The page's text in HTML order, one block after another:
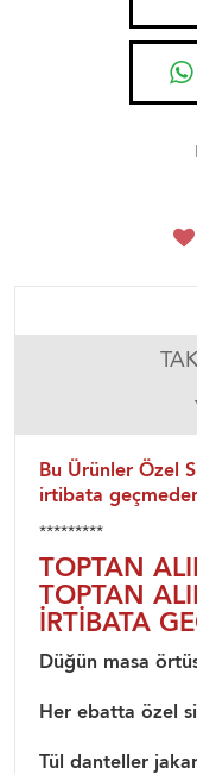
Bu Ürünler Özel
irtibata
*********
TOPTAN
TOPTAN
İRTİBATA
Düğün masa
Her ebatta özel
Tül danteller